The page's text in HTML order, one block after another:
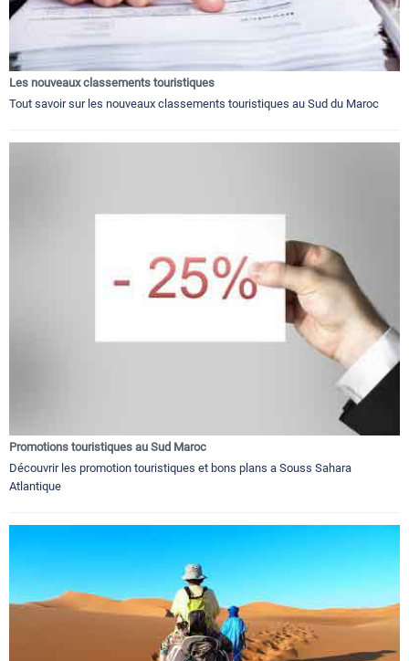
Les nouveaux classements touristiques
Tout savoir sur les nouveaux classements touristiques au Sud du Maroc
Promotions touristiques au Sud Maroc
Découvrir les promotion touristiques et bons plans a Souss Sahara
Atlantique